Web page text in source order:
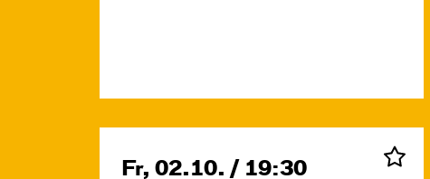
Fr, 02.10. / 19:30